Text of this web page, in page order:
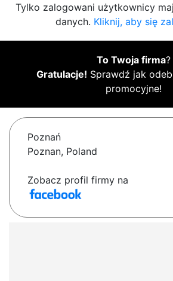
Tylko zalogowani użytkownicy
danych. Kliknij, aby się
To Twoja firma?
Gratulacje! Sprawdź jak
promocyjne!
Poznań
Poznan, Poland
Zobacz profil firmy na